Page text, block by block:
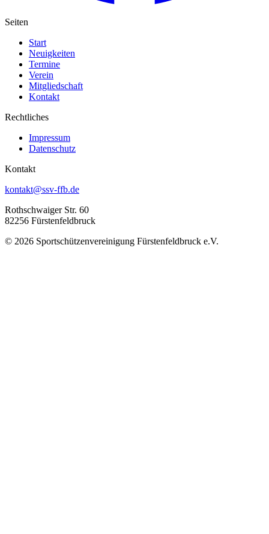
Seiten
Start
Neuigkeiten
Termine
Verein
Mitgliedschaft
Kontakt
Rechtliches
Impressum
Datenschutz
Kontakt
kontakt@ssv-ffb.de
Rothschwaiger Str. 60
82256 Fürstenfeldbruck
© 2026 Sportschützenvereinigung Fürstenfeldbruck e.V.